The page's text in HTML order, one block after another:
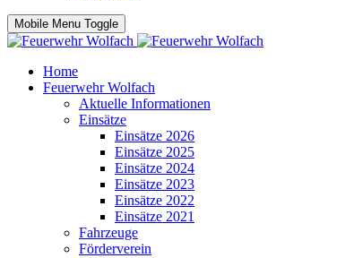
Mobile Menu Toggle
Home
Feuerwehr Wolfach
Aktuelle Informationen
Einsätze
Einsätze 2026
Einsätze 2025
Einsätze 2024
Einsätze 2023
Einsätze 2022
Einsätze 2021
Fahrzeuge
Förderverein